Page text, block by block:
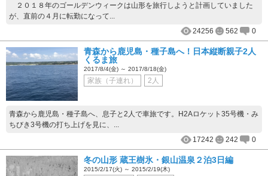
２０１８年のゴールデンウィークは山形を旅行しようと計画していました
が、直前の４月に転勤になって...
24256
562 0
青森から鹿児島・種子島へ！日本縦断親子2人
くるま旅
2017/8/4(金) ～ 2017/8/18(金)
家族（子連れ） 2人
青森から鹿児島・種子島へ、息子と2人で車旅です。H2Aロケット35号機・み
ちびき3号機の打ち上げを見に、...
17242
242 0
冬の山形 蔵王樹氷・銀山温泉２泊3日編
2015/2/17(火) ～ 2015/2/19(木)